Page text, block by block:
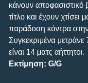
κάνουν αποφασιστικό
τίτλο και έχουν χτίσει
παράδοση κόντρα
Συγκεκριμένα μετράνε
είναι 14 ματς αήττητοι.
Εκτίμηση: G/G